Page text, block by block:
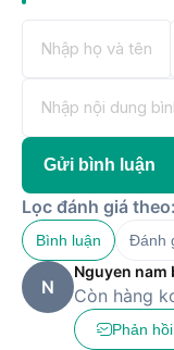
Hoàng Hà Mobile
Gửi bình luận
Lọc đánh giá theo:
Bình luận Đánh
N
Nguyen nam
Còn hàng
Phản hồi